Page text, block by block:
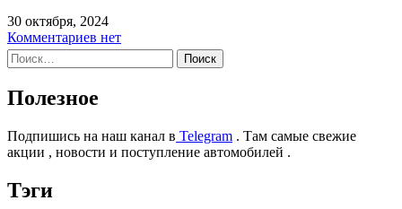
30 октября, 2024
Комментариев нет
Найти:
Полезное
Подпишись на наш канал в Telegram . Там самые свежие
акции , новости и поступление автомобилей .
Тэги